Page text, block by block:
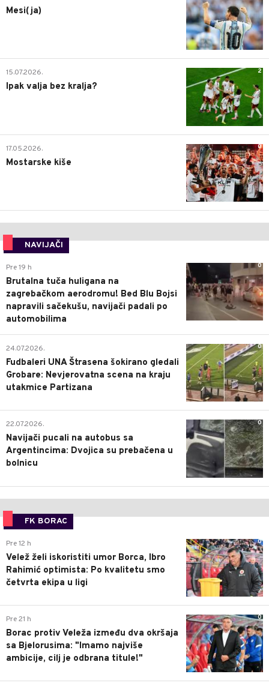
Mesi(ja)
2
15.07.2026.
Ipak valja bez kralja?
0
17.05.2026.
Mostarske kiše
NAVIJAČI
0
Pre 19 h
Brutalna tuča huligana na
zagrebačkom aerodromu! Bed Blu Bojsi
napravili sačekušu, navijači padali po
automobilima
0
24.07.2026.
Fudbaleri UNA Štrasena šokirano gledali
Grobare: Nevjerovatna scena na kraju
utakmice Partizana
0
22.07.2026.
Navijači pucali na autobus sa
Argentincima: Dvojica su prebačena u
bolnicu
FK BORAC
0
Pre 12 h
Velež želi iskoristiti umor Borca, Ibro
Rahimić optimista: Po kvalitetu smo
četvrta ekipa u ligi
0
Pre 21 h
Borac protiv Veleža između dva okršaja
sa Bjelorusima: "Imamo najviše
ambicije, cilj je odbrana titule!"